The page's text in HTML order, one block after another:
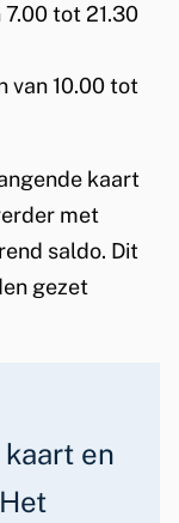
s
x
e
r
n
)
tot 21.30
van 10.00 tot
kaart
met
saldo. Dit
gezet
en